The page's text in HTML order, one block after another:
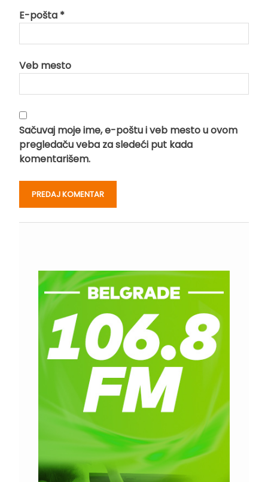
E-pošta *
Veb mesto
Sačuvaj moje ime, e-poštu i veb mesto u ovom
pregledaču veba za sledeći put kada
komentarišem.